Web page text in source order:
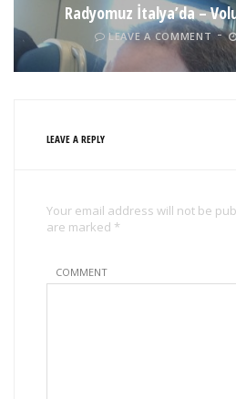
Radyomuz İtalya’da –
LEAVE A COMMENT
LEAVE A REPLY
Your email address will not be
are marked *
COMMENT